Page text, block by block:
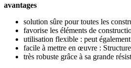
avantages
solution sûre pour toutes les
favorise les éléments de
utilisation flexible : peut
facile à mettre en œuvre :
très robuste grâce à sa grande